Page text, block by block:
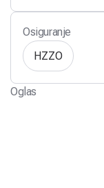
Osiguranje
HZZO
Oglas